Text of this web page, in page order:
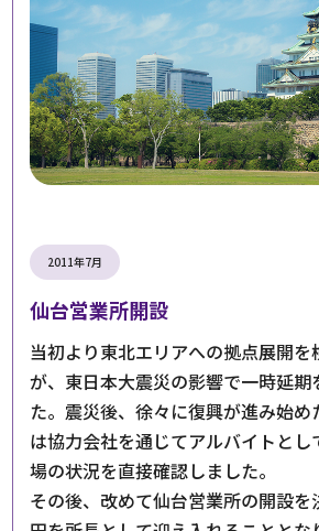
2011年7月
仙台営業所開設
当初より東北エリアへの拠点展開を
が、東日本大震災の影響で一時延期
た。震災後、徐々に復興が進み始
は協力会社を通じてアルバイトと
場の状況を直接確認しました。
その後、改めて仙台営業所の開設